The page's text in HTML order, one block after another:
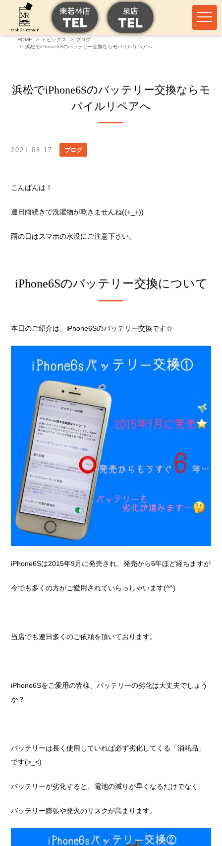
HOME トピックス
ブログ
浜松でiPhone6Sのバッテリー交換ならモバイルリペアへ
浜松でiPhone6Sのバッテリー交換ならモ
バイルリペアへ
2021.08.17 ブログ
こんばんは！
連日雨続きで洗濯物が乾きませんね((+_+))
雨の日はスマホの水没にご注意下さい。
iPhone6Sのバッテリー交換について
本日のご紹介は、iPhone6Sのバッテリー交換です☆
iPhone6Sは2015年9月に発売され、発売から6年ほど経ちますが
今でも多くの方がご愛用されていらっしゃいます(^^)
当店でも連日多くのご依頼を頂いております。
iPhone6Sをご愛用の皆様、バッテリーの劣化は大丈夫でしょう
か？
バッテリーは長く使用していれば必ず劣化してくる「消耗品」
です(>_<)
バッテリーが劣化すると、電池の減りが早くなるだけでなく
バッテリー膨張や発火のリスクが高まります。